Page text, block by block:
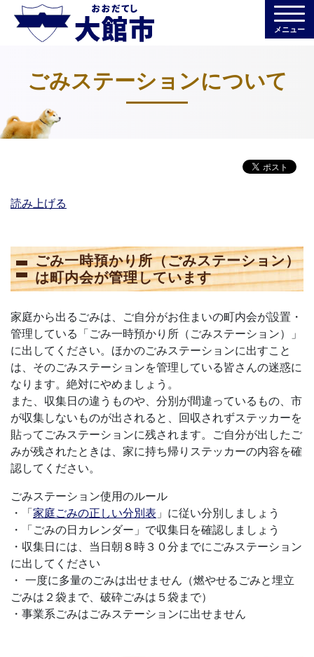
メニュー
ごみステーションについて
読み上げる
ごみ一時預かり所（ごみステーション）
は町内会が管理しています
家庭から出るごみは、ご自分がお住まいの町内会が設置・
管理している「ごみ一時預かり所（ごみステーション）」
に出してください。ほかのごみステーションに出すこと
は、そのごみステーションを管理している皆さんの迷惑に
なります。絶対にやめましょう。
また、収集日の違うものや、分別が間違っているもの、市
が収集しないものが出されると、回収されずステッカーを
貼ってごみステーションに残されます。ご自分が出したご
みが残されたときは、家に持ち帰りステッカーの内容を確
認してください。
ごみステーション使用のルール
・「家庭ごみの正しい分別表 」に従い分別しましょう
・「ごみの日カレンダー」で収集日を確認しましょう
・収集日には、当日朝８時３０分までにごみステーション
に出してください
・ 一度に多量のごみは出せません（燃やせるごみと埋立
ごみは２袋まで、破砕ごみは５袋まで）
・事業系ごみはごみステーションに出せません